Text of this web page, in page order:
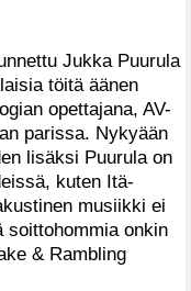
Jukka Puurula
töitä äänen
opettajana, AV-
parissa. Nykyään
lisäksi Puurula on
kuten Itä-
musiikki ei
soittohommia onkin
& Rambling